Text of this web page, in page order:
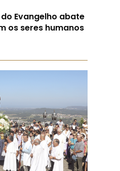
Evangelho abate
os seres humanos